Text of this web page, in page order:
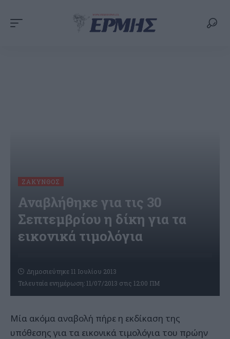
ΖΆΚΥΝΘΟΣ
Αναβλήθηκε για τις 30
Σεπτεμβρίου η δίκη για τα
εικονικά τιμολόγια
Τελευταία ενημέρωση: 11/07/2013 στις 12:00 ΠΜ
Δημοσιεύτηκε 11 Ιουλίου 2013
Μία ακόμα αναβολή πήρε η εκδίκαση της
υπόθεσης για τα εικονικά τιμολόγια του πρώην